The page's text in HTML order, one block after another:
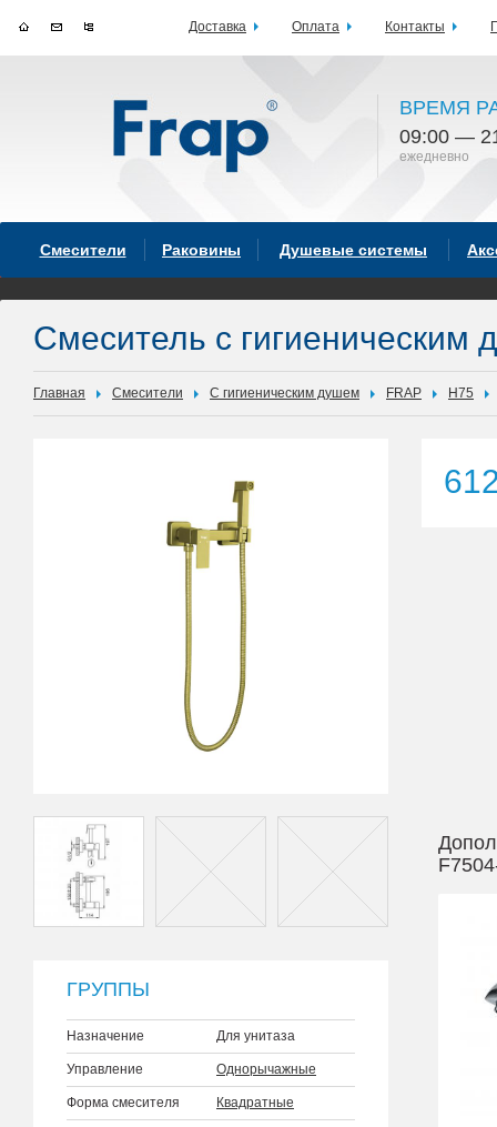
ВРЕМЯ
09:00 —
ежедневно
Смесители Раковины Душевые системы
Смеситель с гигиеническим
Главная Смесители С гигиеническим душем FRAP H75
ГРУППЫ
Назначение Для унитаза
Управление Однорычажные
Форма смесителя Квадратные
Доставка Оплата Контакты